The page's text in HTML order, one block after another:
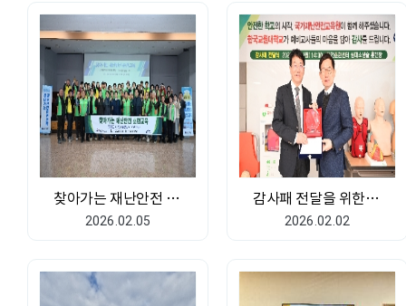
찾아가는 재난안전 훈련교육(진안군 자율방재단)
2026.02.05
감사패 전달을 위한 한국교원대학교 총장 방문
2026.02.02